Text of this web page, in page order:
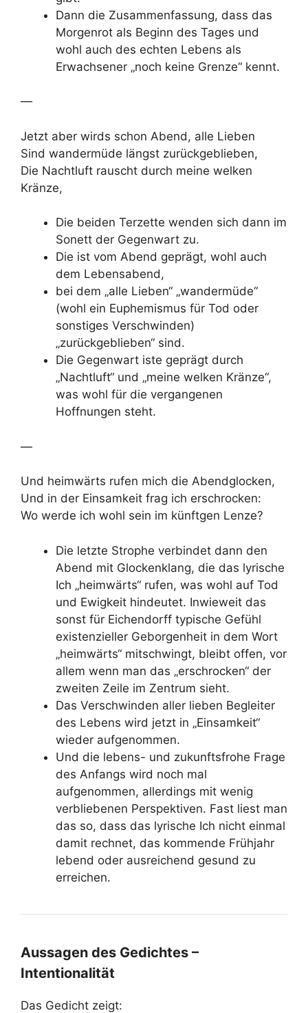
Dann die Zusammenfassung, dass das
Morgenrot als Beginn des Tages und
wohl auch des echten Lebens als
Erwachsener „noch keine Grenze“ kennt.
—
Jetzt aber wirds schon Abend, alle Lieben
Sind wandermüde längst zurückgeblieben,
Die Nachtluft rauscht durch meine welken
Kränze,
Die beiden Terzette wenden sich dann im
Sonett der Gegenwart zu.
Die ist vom Abend geprägt, wohl auch
dem Lebensabend,
bei dem „alle Lieben“ „wandermüde“
(wohl ein Euphemismus für Tod oder
sonstiges Verschwinden)
„zurückgeblieben“ sind.
Die Gegenwart iste geprägt durch
„Nachtluft“ und „meine welken Kränze“,
was wohl für die vergangenen
Hoffnungen steht.
—
Und heimwärts rufen mich die Abendglocken,
Und in der Einsamkeit frag ich erschrocken:
Wo werde ich wohl sein im künftgen Lenze?
Die letzte Strophe verbindet dann den
Abend mit Glockenklang, die das lyrische
Ich „heimwärts“ rufen, was wohl auf Tod
und Ewigkeit hindeutet. Inwieweit das
sonst für Eichendorff typische Gefühl
existenzieller Geborgenheit in dem Wort
„heimwärts“ mitschwingt, bleibt offen, vor
allem wenn man das „erschrocken“ der
zweiten Zeile im Zentrum sieht.
Das Verschwinden aller lieben Begleiter
des Lebens wird jetzt in „Einsamkeit“
wieder aufgenommen.
Und die lebens- und zukunftsfrohe Frage
des Anfangs wird noch mal
aufgenommen, allerdings mit wenig
verbliebenen Perspektiven. Fast liest man
das so, dass das lyrische Ich nicht einmal
damit rechnet, das kommende Frühjahr
lebend oder ausreichend gesund zu
erreichen.
Aussagen des Gedichtes –
Intentionalität
Das Gedicht zeigt: